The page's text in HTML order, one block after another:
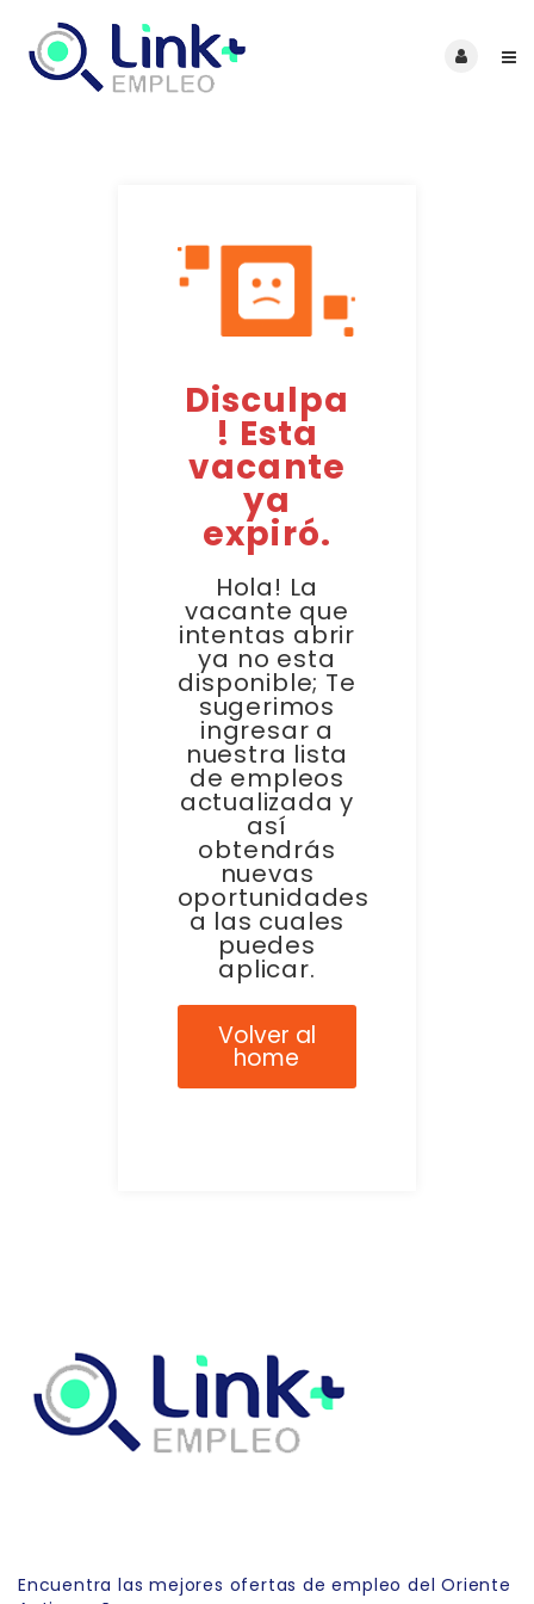
Disculpa
! Esta
vacante
ya
expiró.
Hola! La
vacante que
intentas abrir
ya no esta
disponible; Te
sugerimos
ingresar a
nuestra lista
de empleos
actualizada y
así
obtendrás
nuevas
oportunidades
a las cuales
puedes
aplicar.
Volver al
home
Encuentra las mejores ofertas de empleo del Oriente